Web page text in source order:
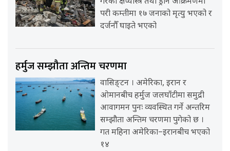
परी कम्तीमा १७ जनाको मृत्यु भएको र
दर्जनौँ घाइते भएको
हर्मुज सम्झौता अन्तिम चरणमा
वासिङ्टन । अमेरिका, इरान र
ओमानबीच हर्मुज जलघाँटीमा समुद्री
आवागमन पुनः व्यवस्थित गर्ने अन्तरिम
सम्झौता अन्तिम चरणमा पुगेको छ ।
गत महिना अमेरिका–इरानबीच भएको
१४